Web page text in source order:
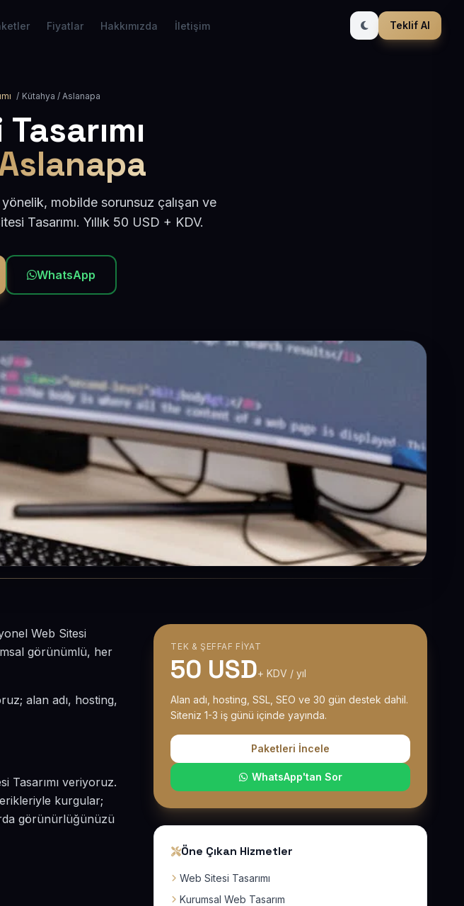
Fiyatlar Hakkımızda İletişim Teklif Al
/ Kütahya / Aslanapa
mobilde sorunsuz çalışan ve
Tasarımı. Yıllık 50 USD + KDV.
WhatsApp
Web Sitesi
görünümlü, her
alan adı, hosting,
Tasarımı veriyoruz.
kurgular;
görünürlüğünüzü
TEK & ŞEFFAF FIYAT
50 USD+ KDV / yıl
Alan adı, hosting, SSL, SEO ve 30 gün destek dahil.
Siteniz 1-3 iş günü içinde yayında.
Paketleri İncele
WhatsApp'tan Sor
Öne Çıkan Hizmetler
Web Sitesi Tasarımı
Kurumsal Web Tasarım